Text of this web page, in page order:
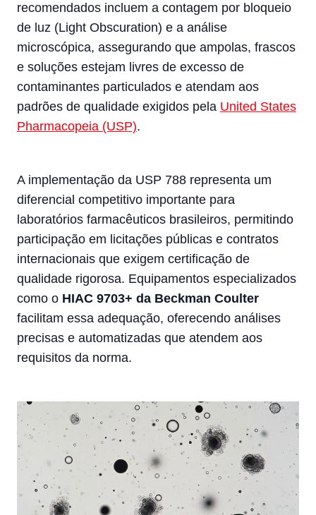
recomendados incluem a contagem por bloqueio
de luz (Light Obscuration) e a análise
microscópica, assegurando que ampolas, frascos
e soluções estejam livres de excesso de
contaminantes particulados e atendam aos
padrões de qualidade exigidos pela United States
Pharmacopeia (USP).
A implementação da USP 788 representa um
diferencial competitivo importante para
laboratórios farmacêuticos brasileiros, permitindo
participação em licitações públicas e contratos
internacionais que exigem certificação de
qualidade rigorosa. Equipamentos especializados
como o HIAC 9703+ da Beckman Coulter
facilitam essa adequação, oferecendo análises
precisas e automatizadas que atendem aos
requisitos da norma.